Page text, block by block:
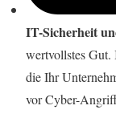
IT-Sicherheit
wertvollstes Gut.
die Ihr
vor Cyber-